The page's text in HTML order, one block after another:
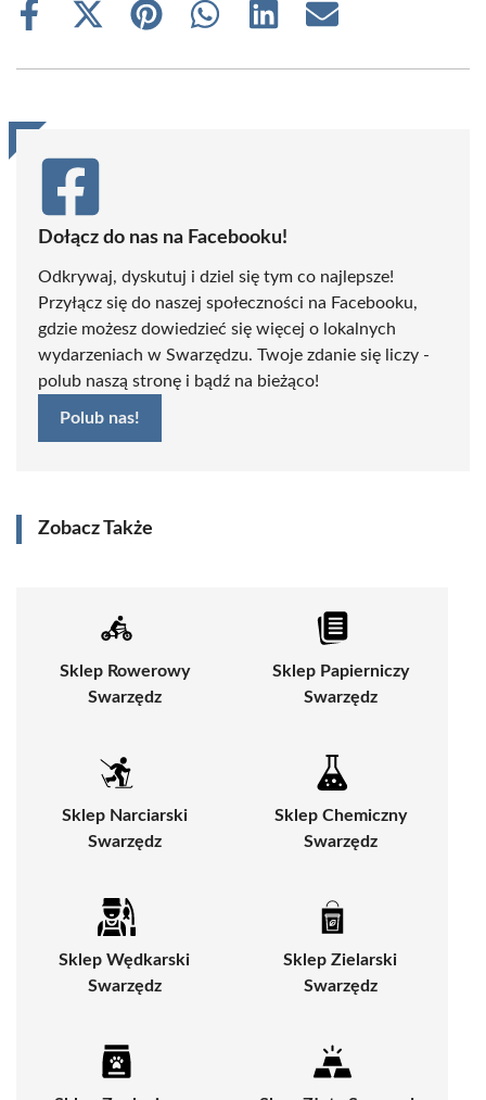
Share
Share
(Twitter)
Share
Share
Share
Share
Dołącz do nas na Facebooku!
Odkrywaj, dyskutuj i dziel się tym co najlepsze!
Przyłącz się do naszej społeczności na Facebooku,
gdzie możesz dowiedzieć się więcej o lokalnych
wydarzeniach w Swarzędzu. Twoje zdanie się liczy -
polub naszą stronę i bądź na bieżąco!
Polub nas!
Zobacz Także
Sklep Rowerowy
Swarzędz
Sklep Papierniczy
Swarzędz
Sklep Narciarski
Swarzędz
Sklep Chemiczny
Swarzędz
Sklep Wędkarski
Swarzędz
Sklep Zielarski
Swarzędz